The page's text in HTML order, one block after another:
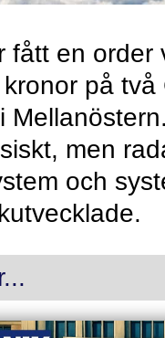
fått en order
på
men
och